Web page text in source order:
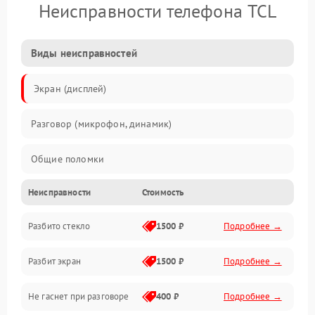
Неисправности телефона TCL
Виды неисправностей
Экран (дисплей)
Разговор (микрофон, динамик)
Общие поломки
Проблемы связи
Камеры
Проблемы с дисплеем и сенсором
Зарядка
Неисправности Стоимость
Разбито стекло 1500 ₽ Подробнее →
Разбит экран 1500 ₽ Подробнее →
Не гаснет при разговоре 400 ₽ Подробнее →